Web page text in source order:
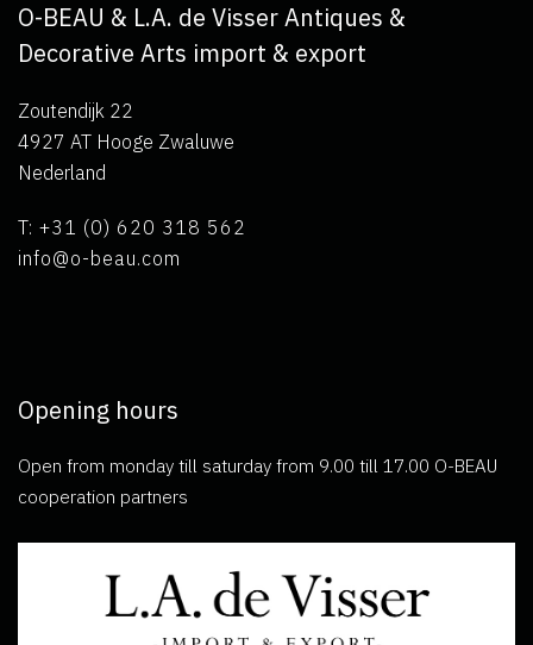
O-BEAU & L.A. de Visser Antiques &
Decorative Arts import & export
Zoutendijk 22
4927 AT Hooge Zwaluwe
Nederland
T: +31 (0) 620 318 562
info@o-beau.com
Opening hours
Open from monday till saturday from 9.00 till 17.00 O-BEAU
cooperation partners